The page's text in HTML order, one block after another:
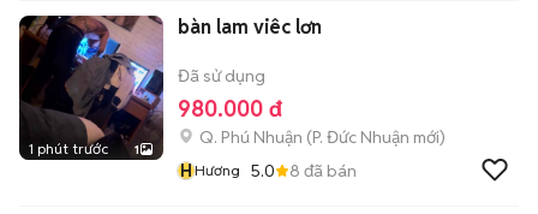
1 phút trước 1
bàn lam viêc lơn
Đã sử dụng
980.000 đ
Q. Phú Nhuận (P. Đức Nhuận mới)
HHương 5.0 8 đã bán